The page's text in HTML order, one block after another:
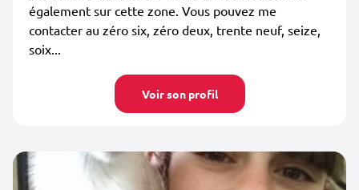
également sur cette zone. Vous pouvez me
contacter au zéro six, zéro deux, trente neuf, seize,
soix...
Voir son profil